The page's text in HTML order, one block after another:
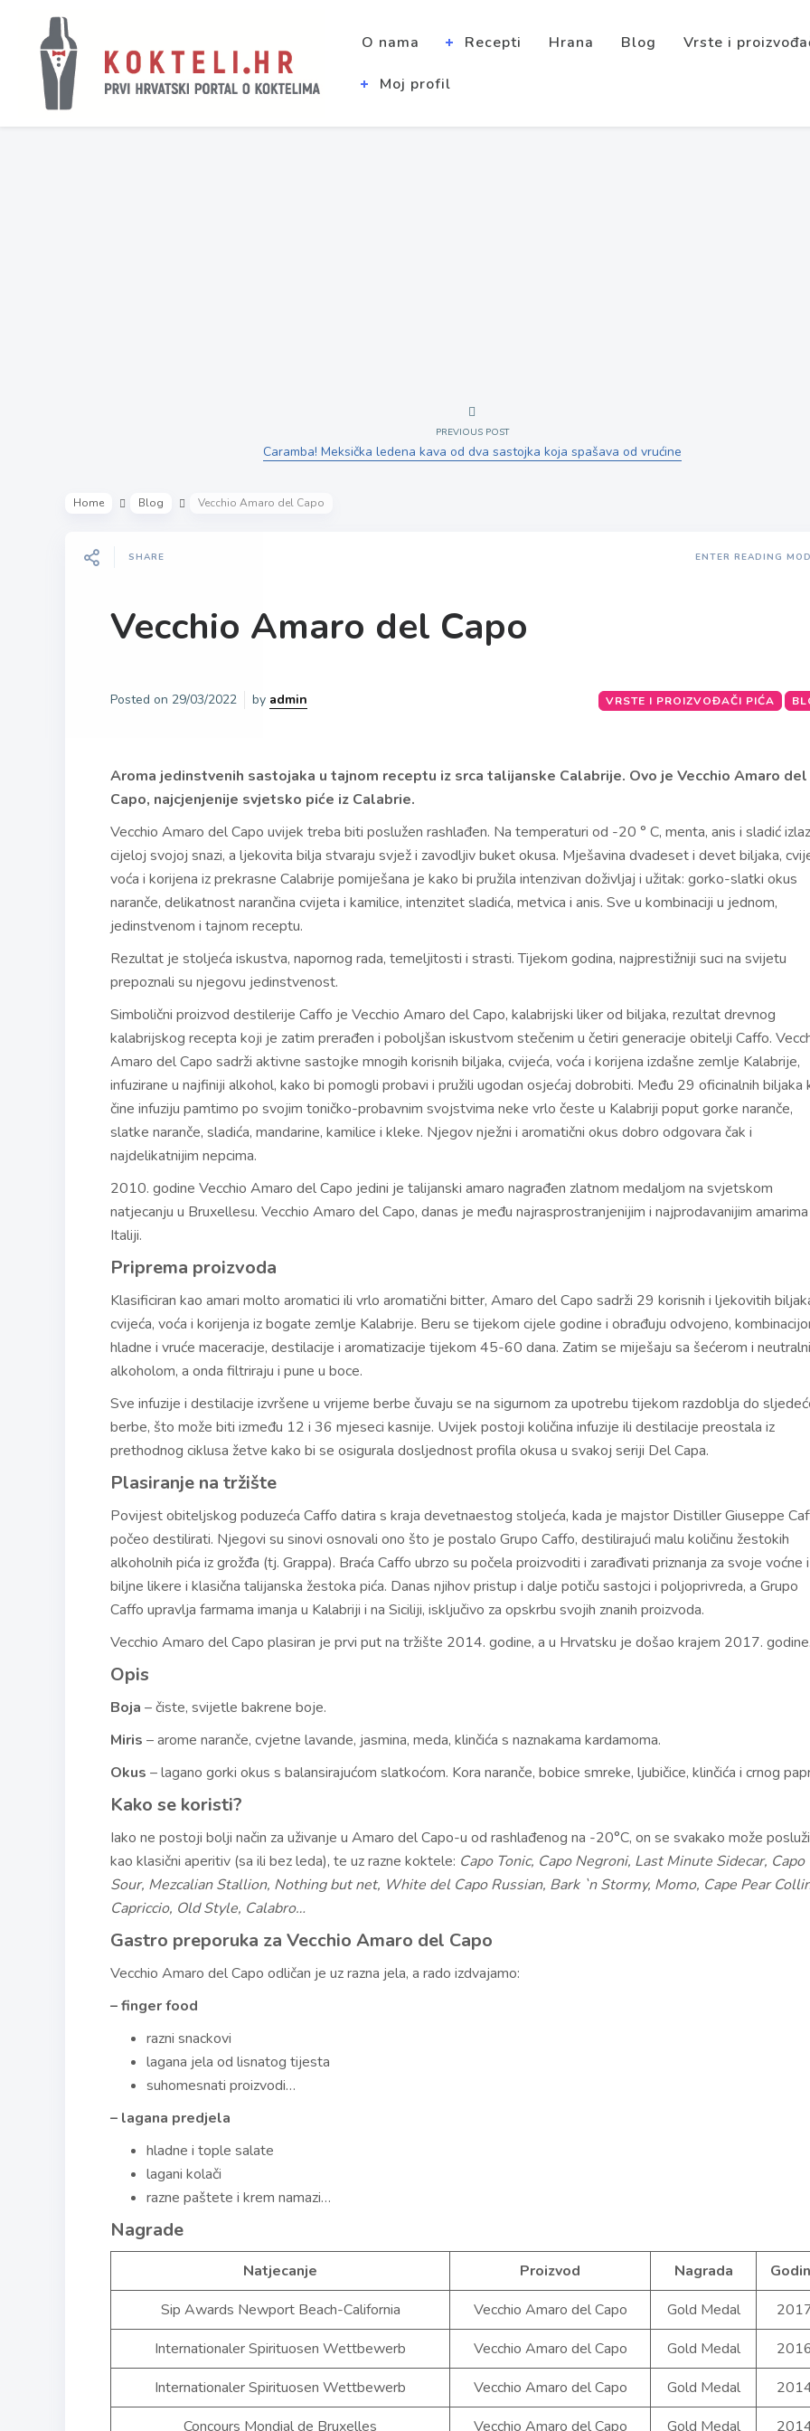
O nama Recepti Hrana Blog Vrste i
Moj profil
PREVIOUS POST
Caramba! Meksička ledena kava od dva sastojka koja spašava od vrućine
Home Blog Vecchio Amaro del Capo
SHARE ENTER READING
Vecchio Amaro del Capo
Posted on 29/03/2022 by admin VRSTE I PROIZVOĐAČI PIĆA
Aroma jedinstvenih sastojaka u tajnom receptu iz srca talijanske Calabrije. Ovo je Vecchio Amaro del
Capo, najcjenjenije svjetsko piće iz Calabrie.
Vecchio Amaro del Capo uvijek treba biti poslužen rashlađen. Na temperaturi od -20 ° C, menta, anis i sladić
cijeloj svojoj snazi, a ljekovita bilja stvaraju svjež i zavodljiv buket okusa. Mješavina dvadeset i devet biljaka,
voća i korijena iz prekrasne Calabrije pomiješana je kako bi pružila intenzivan doživljaj i užitak: gorko-slatki okus
naranče, delikatnost narančina cvijeta i kamilice, intenzitet sladića, metvica i anis. Sve u kombinaciji u jednom,
jedinstvenom i tajnom receptu.
Rezultat je stoljeća iskustva, napornog rada, temeljitosti i strasti. Tijekom godina, najprestižniji suci na svijetu
prepoznali su njegovu jedinstvenost.
Simbolični proizvod destilerije Caffo je Vecchio Amaro del Capo, kalabrijski liker od biljaka, rezultat drevnog
kalabrijskog recepta koji je zatim prerađen i poboljšan iskustvom stečenim u četiri generacije obitelji Caffo.
Amaro del Capo sadrži aktivne sastojke mnogih korisnih biljaka, cvijeća, voća i korijena izdašne zemlje Kalabrije,
infuzirane u najfiniji alkohol, kako bi pomogli probavi i pružili ugodan osjećaj dobrobiti. Među 29 oficinalnih biljaka
čine infuziju pamtimo po svojim toničko-probavnim svojstvima neke vrlo česte u Kalabriji poput gorke naranče,
slatke naranče, sladića, mandarine, kamilice i kleke. Njegov nježni i aromatični okus dobro odgovara čak i
najdelikatnijim nepcima.
2010. godine Vecchio Amaro del Capo jedini je talijanski amaro nagrađen zlatnom medaljom na svjetskom
natjecanju u Bruxellesu. Vecchio Amaro del Capo, danas je među najrasprostranjenijim i najprodavanijim
Italiji.
Priprema proizvoda
Klasificiran kao amari molto aromatici ili vrlo aromatični bitter, Amaro del Capo sadrži 29 korisnih i ljekovitih
cvijeća, voća i korijenja iz bogate zemlje Kalabrije. Beru se tijekom cijele godine i obrađuju odvojeno,
hladne i vruće maceracije, destilacije i aromatizacije tijekom 45-60 dana. Zatim se miješaju sa šećerom i
alkoholom, a onda filtriraju i pune u boce.
Sve infuzije i destilacije izvršene u vrijeme berbe čuvaju se na sigurnom za upotrebu tijekom razdoblja do
berbe, što može biti između 12 i 36 mjeseci kasnije. Uvijek postoji količina infuzije ili destilacije preostala iz
prethodnog ciklusa žetve kako bi se osigurala dosljednost profila okusa u svakoj seriji Del Capa.
Plasiranje na tržište
Povijest obiteljskog poduzeća Caffo datira s kraja devetnaestog stoljeća, kada je majstor Distiller Giuseppe
počeo destilirati. Njegovi su sinovi osnovali ono što je postalo Grupo Caffo, destilirajući malu količinu žestokih
alkoholnih pića iz grožđa (tj. Grappa). Braća Caffo ubrzo su počela proizvoditi i zarađivati ​​priznanja za svoje voćne i
biljne likere i klasična talijanska žestoka pića. Danas njihov pristup i dalje potiču sastojci i poljoprivreda, a Grupo
Caffo upravlja farmama imanja u Kalabriji i na Siciliji, isključivo za opskrbu svojih znanih proizvoda.
Vecchio Amaro del Capo plasiran je prvi put na tržište 2014. godine, a u Hrvatsku je došao krajem 2017. godine.
Opis
Boja – čiste, svijetle bakrene boje.
Miris – arome naranče, cvjetne lavande, jasmina, meda, klinčića s naznakama kardamoma.
Okus – lagano gorki okus s balansirajućom slatkoćom. Kora naranče, bobice smreke, ljubičice, klinčića i crnog
Kako se koristi?
Iako ne postoji bolji način za uživanje u Amaro del Capo-u od rashlađenog na -20°C, on se svakako može
kao klasični aperitiv (sa ili bez leda), te uz razne koktele: Capo Tonic, Capo Negroni, Last Minute Sidecar, Capo
Sour, Mezcalian Stallion, Nothing but net, White del Capo Russian, Bark `n Stormy, Momo, Cape Pear
Capriccio, Old Style, Calabro…
Gastro preporuka za Vecchio Amaro del Capo
Vecchio Amaro del Capo odličan je uz razna jela, a rado izdvajamo:
– finger food
razni snackovi
lagana jela od lisnatog tijesta
suhomesnati proizvodi…
– lagana predjela
hladne i tople salate
lagani kolači
razne paštete i krem namazi…
Nagrade
Natjecanje Proizvod Nagrada
Sip Awards Newport Beach-California
Vecchio Amaro del Capo Gold Medal
Internationaler Spirituosen Wettbewerb
Vecchio Amaro del Capo Gold Medal
Internationaler Spirituosen Wettbewerb
Vecchio Amaro del Capo Gold Medal
Concours Mondial de Bruxelles
Vecchio Amaro del Capo Gold Medal